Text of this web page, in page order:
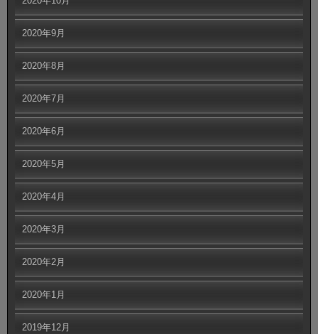
2020年9月
2020年8月
2020年7月
2020年6月
2020年5月
2020年4月
2020年3月
2020年2月
2020年1月
2019年12月